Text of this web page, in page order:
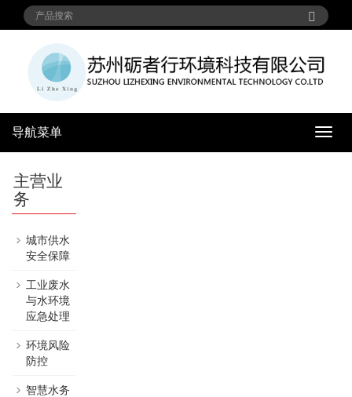
导
导航菜单
主营业
务
城市供水
安全保障
工业废水
与水环境
应急处理
环境风险
防控
智慧水务